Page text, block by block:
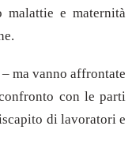
malattie e maternità
ma vanno affrontate
con le parti
di lavoratori e